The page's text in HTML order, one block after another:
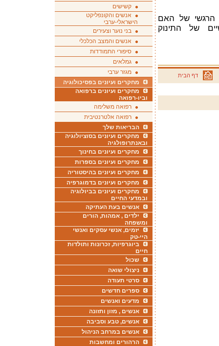
הרגשי של האם
של התינוק
דף הבית
קשישים
אנשים והקונפליקט
הישראלי-ערבי
בני נוער וצעירים
אנשים והמצב הכלכלי
סיפורי התמודדות
גמלאים
מגזר ערבי
מחקרים ועיונים בפסיכולוגיה
מחקרים ועיונים ברפואה
וביו-רפואה
רפואה משלימה
רפואה אלטרנטיבית
הבריאות שלך
מחקרים ועיונים בסוציולוגיה
ובאנתרופולגיה
מחקרים ועיונים בחינוך
מחקרים ועיונים בספרות
מחקרים ועיונים בהיסטוריה
מחקרים ועיונים בדמוגרפיה
מחקרים ועיונים בביולוגיה
ובמדעי החיים
אנשים בעת העתיקה
ילדים , אמהות, הורים
ומשפחה
יזמים, אנשי עסקים ואנשי
היי-טק
ביוגרפיות, זכרונות ותולדות
חיים
שכול
ניצולי שואה
סרטי תעודה
ספרים חדשים
מדעים ואנשים
אנשים , מזון ותזונה
אנשים, טבע וסביבה
אנשים במרחב הניהול
הרהורים ומחשבות